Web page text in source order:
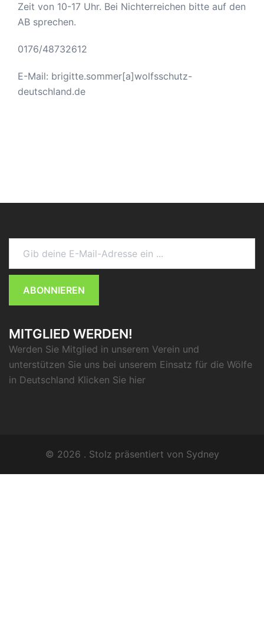
Zeit von 10-17 Uhr. Bei Nichterreichen bitte auf den
AB sprechen.
0176/48732612
E-Mail: brigitte.sommer[a]wolfsschutz-
deutschland.de
Gib deine E-Mail-Adresse ein ...
ABONNIEREN
MITGLIED WERDEN!
Werden Sie Mitglied in unserem Verein und
unterstützen Sie uns bei unserem Einsatz für die Wölfe
in Deutschland Klicken Sie hier
© 2026 . Stolz präsentiert von Sydney